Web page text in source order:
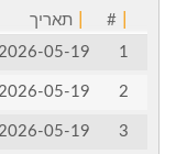
# תאריך
1
2026-05-19
2
2026-05-19
3
2026-05-19